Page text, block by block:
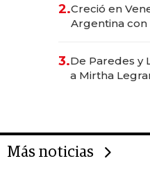
2.Creció en
Argentina
las marcas
3.De Paredes y
a Mirtha
Más noticias